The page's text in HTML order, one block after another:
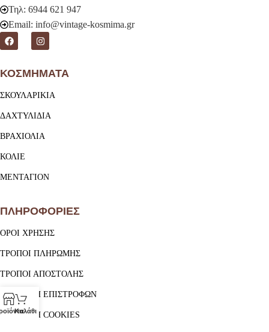
Τηλ: 6944 621 947
Email: info@vintage-kosmima.gr
ΚΟΣΜΗΜΑΤΑ
ΣΚΟΥΛΑΡΙΚΙΑ
ΔΑΧΤΥΛΙΔΙΑ
ΒΡΑΧΙΟΛΙΑ
ΚΟΛΙΕ
ΜΕΝΤΑΓΙΟΝ
ΠΛΗΡΟΦΟΡΙΕΣ
ΟΡΟΙ ΧΡΗΣΗΣ
ΤΡΟΠΟΙ ΠΛΗΡΩΜΗΣ
ΤΡΟΠΟΙ ΑΠΟΣΤΟΛΗΣ
ΠΟΛΙΤΙΚΗ ΕΠΙΣΤΡΟΦΩΝ
ΠΟΛΙΤΙΚΗ COOKIES
Καλάθι